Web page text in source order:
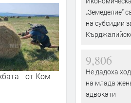
от Ком
Почистиха от избуели
пространството около
паметника на Апостола
„Земеделие“
на субсидии
9,806
Не дадоха
на млада
адвокати